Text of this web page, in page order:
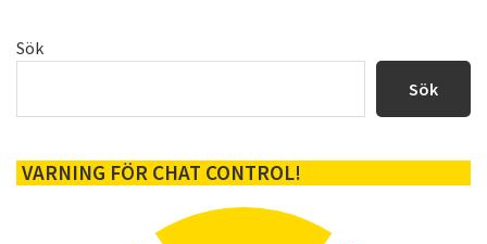
Primärt
Sök
Sök
VARNING FÖR CHAT CONTROL!